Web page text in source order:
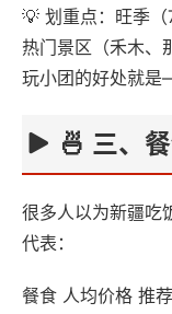
💡 划重点：旺季
热门景区（禾木、
玩小团的好处就是
🍜 三、
很多人以为新疆吃
代表：
餐食 人均价格 推荐